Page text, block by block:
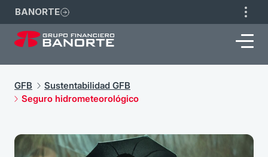
BANORTE
GFB
Sustentabilidad GFB
Seguro hidrometeorológico